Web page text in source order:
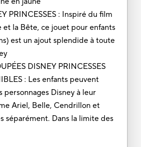
PRINCESSES : Inspiré du film
et la Bête, ce jouet pour enfants
est un ajout splendide à toute
DISNEY PRINCESSES
: Les enfants peuvent
personnages Disney à leur
Ariel, Belle, Cendrillon et
séparément. Dans la limite des